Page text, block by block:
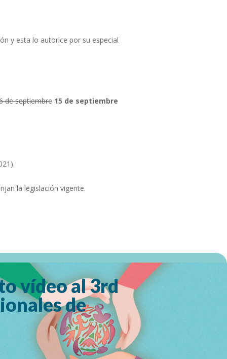
y esta lo autorice por su especial
de septiembre 15 de septiembre
la legislación vigente.
vídeo al 3rd
de